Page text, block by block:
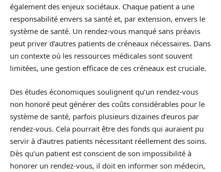
également des enjeux sociétaux. Chaque patient a une
responsabilité envers sa santé et, par extension, envers le
système de santé. Un rendez-vous manqué sans préavis
peut priver d’autres patients de créneaux nécessaires. Dans
un contexte où les ressources médicales sont souvent
limitées, une gestion efficace de ces créneaux est cruciale.
Des études économiques soulignent qu’un rendez-vous
non honoré peut générer des coûts considérables pour le
système de santé, parfois plusieurs dizaines d’euros par
rendez-vous. Cela pourrait être des fonds qui auraient pu
servir à d’autres patients nécessitant réellement des soins.
Dès qu’un patient est conscient de son impossibilité à
honorer un rendez-vous, il doit en informer son médecin,